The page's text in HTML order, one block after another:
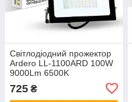
Світлодіодний прожектор
Ardero LL-1100ARD 100W
9000Lm 6500K
725 ₴